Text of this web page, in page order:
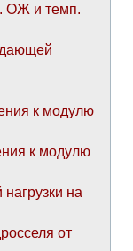
ОЖ и темп.
к модулю
к модулю
на
от